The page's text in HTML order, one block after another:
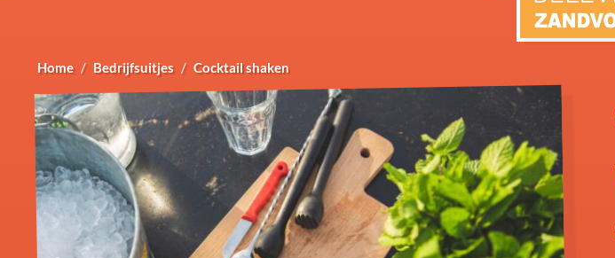
Home Bedrijfsuitjes Cocktail shaken